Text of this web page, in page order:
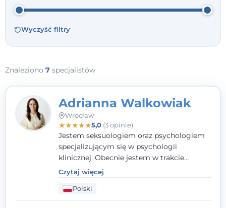
Wyczyść filtry
Znaleziono 7 specjalistów
Adrianna Walkowiak
Wrocław
★★★★★5,0(3 opinie)
Jestem seksuologiem oraz psychologiem
specjalizującym się w psychologii
klinicznej. Obecnie jestem w trakcie
szkolenia na psychoterapeutę
systemowego. Posiadam status członka
nadzwyczajnego Wielkopolskiego
TowarzystwaTerapii Systemowejoraz
Czytaj więcej
Polski